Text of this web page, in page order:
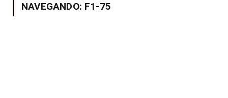
NAVEGANDO: F1-75